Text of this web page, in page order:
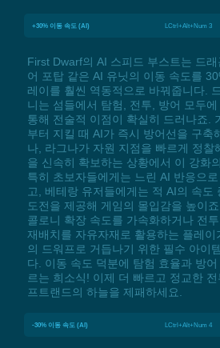
+30% 이동 속도 (AI) LCtrl+Alt+Num 3
First Dwarf의 AI 스피드 부스트는 드
어 포탑 같은 AI 유닛의 이동 속도를
레이를 훨씬 역동적으로 바꿔줍니다.
니는 섬들에서 탐험, 전투, 방어 모두
통해 전술적 이점이 확실히 드러나죠.
부터 지킬 때 AI가 즉시 방어선을 구축
나, 라그나가 자원 지점을 빠르게 정찰
을 신속히 확보하는 상황에서 이 강화
특히 초보자들에게는 느린 AI 반응으
고, 베테랑 유저들에게는 적 AI의 속도
도전을 제공해 게임의 몰입감을 높이
콜로니 확장 속도를 가속화하거나 전
재배치를 자유자재로 활용하는 플레이
의 드워프로 거듭나기 위한 필수 아이
다. 이동 속도 덕분에 탐험 효율과 방
르는 희소식! 이제 더 빠르고 정교한
프트랜드의 하늘을 제패하세요.
-30% 이동 속도 (AI) LCtrl+Alt+Num 4